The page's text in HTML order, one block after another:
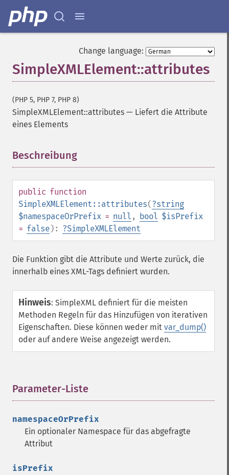
Change language:
SimpleXMLElement::attributes
(PHP 5, PHP 7, PHP 8)
SimpleXMLElement::attributes — Liefert die Attribute
eines Elements
Beschreibung
public function
SimpleXMLElement::attributes(?string
$namespaceOrPrefix = null , bool $isPrefix
= false): ?SimpleXMLElement
Die Funktion gibt die Attribute und Werte zurück, die
innerhalb eines XML-Tags definiert wurden.
Hinweis: SimpleXML definiert für die meisten
Methoden Regeln für das Hinzufügen von iterativen
Eigenschaften. Diese können weder mit var_dump()
oder auf andere Weise angezeigt werden.
Parameter-Liste
namespaceOrPrefix
Ein optionaler Namespace für das abgefragte
Attribut
isPrefix